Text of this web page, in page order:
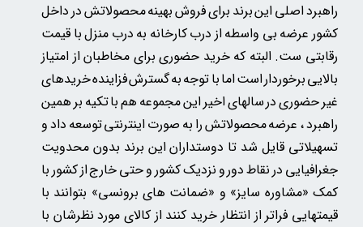
راهبرد اصلی این برند برای فروش بهینه محصولاتش در داخل
کشور عرضه بی واسطه از درب کارخانه به درب منزل با قیمت
رقابتی ست. البته که خرید حضوری برای مخاطبان از امتیاز
بالایی برخوردار است اما با توجه به گسترش فزاینده خریدهای
غیر حضوری در سالهای اخیر این مجموعه هم با تکیه بر همین
راهبرد ، عرضه محصولاتش را به صورت اینترنتی توسعه داد و
تسهیلاتی قایل شد تا دوستداران این برند بدون محدویت
جغرافیایی در نقاط دور و نزدیک کشور و حتی خارج از کشور با
کمک «مشاوره سایز» و «ضمانت های برونسی» بتوانند با
قیمتهایی فراتر از انتظار خرید کنند از کالای مورد نظرشان با